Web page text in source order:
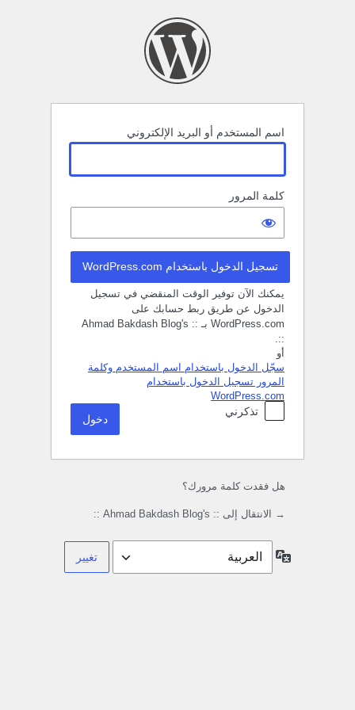
اسم المستخدم أو البريد الإلكتروني
كلمة المرور
تسجيل الدخول باستخدام WordPress.com
يمكنك الآن توفير الوقت المنقضي في تسجيل
الدخول عن طريق ربط حسابك على
WordPress.com بـ :: Ahmad Bakdash Blog's
::.
أو
سجّل الدخول باستخدام اسم المستخدم وكلمة
المرور تسجيل الدخول باستخدام
WordPress.com
تذكرني
هل فقدت كلمة مرورك؟
→ الانتقال إلى :: Ahmad Bakdash Blog's ::
اللغة